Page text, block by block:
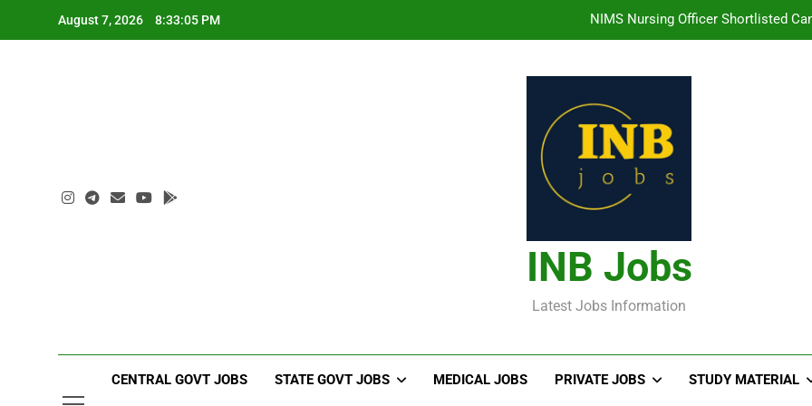
August 7, 2026 8:33:06 PM తిరుమల తిరుపతి దేవస్థానం సంస్థలో
NIMS Nursing Officer Shortlisted
తిరుమల తిరుపతి దేవస్థానం సంస్థలో ఉద్యోగాలు
INB Jobs
Latest Jobs Information
CENTRAL GOVT JOBS STATE GOVT JOBS MEDICAL JOBS PRIVATE JOBS STUDY MATERIAL